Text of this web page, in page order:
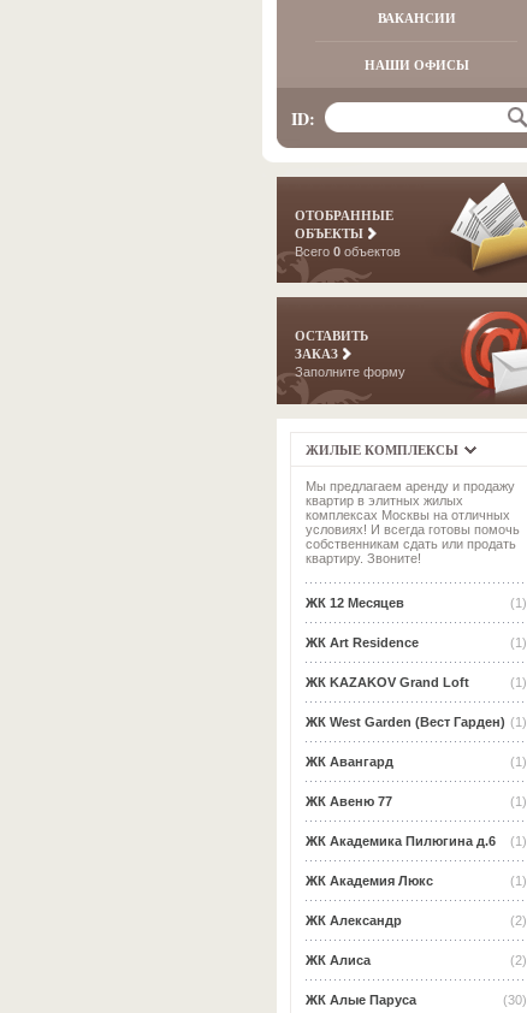
ВАКАНСИИ
НАШИ ОФИСЫ
ID:
ОТОБРАННЫЕ
ОБЪЕКТЫ
Всего 0 объектов
ОСТАВИТЬ
ЗАКАЗ
Заполните форму
ЖИЛЫЕ КОМПЛЕКСЫ
Мы предлагаем аренду и продажу
квартир в элитных жилых
комплексах Москвы на отличных
условиях! И всегда готовы помочь
собственникам сдать или продать
квартиру. Звоните!
(1)
ЖК 12 Месяцев
(1)
ЖК Art Residence
(1)
ЖК KAZAKOV Grand Loft
(1)
ЖК West Garden (Вест Гарден)
(1)
ЖК Авангард
(1)
ЖК Авеню 77
(1)
ЖК Академика Пилюгина д.6
(1)
ЖК Академия Люкс
(2)
ЖК Александр
(2)
ЖК Алиса
(30)
ЖК Алые Паруса